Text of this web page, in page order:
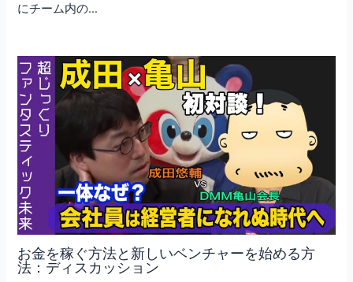
にチーム内の…
お金を稼ぐ方法と新しいベンチャーを始める方
法：ディスカッション